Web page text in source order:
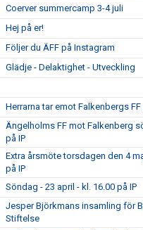
Coerver summercamp 3-4 juli
Hej på er!
Följer du ÄFF på Instagram
Glädje - Delaktighet - Utveckling
Herrarna tar emot Falkenbergs
Ängelholms FF mot Falkenberg
på IP
Extra årsmöte torsdagen den 4
på IP
Söndag - 23 april - kl. 16.00 på IP
Jesper Björkmans insamling för
Stiftelse